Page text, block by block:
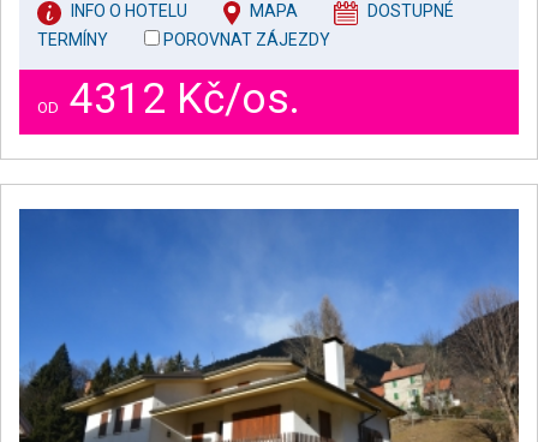
INFO O HOTELU MAPA
DOSTUPNÉ
TERMÍNY
POROVNAT ZÁJEZDY
OD 4312 Kč/os.